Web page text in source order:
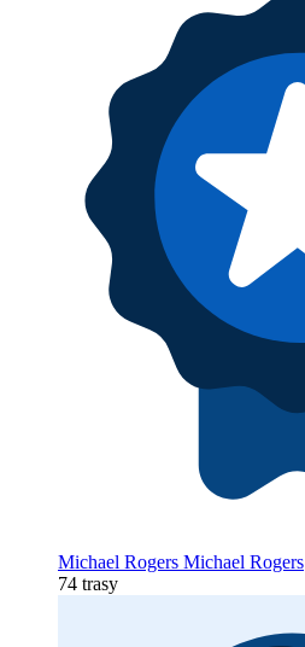
Michael Rogers Michael Rogers
74 trasy